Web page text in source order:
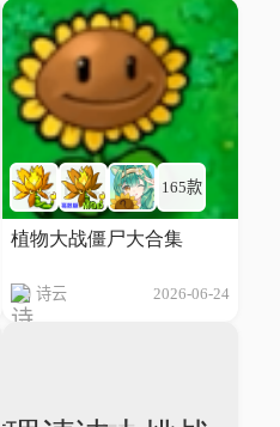
165款
植物大战僵尸大合集
诗云 2026-06-24